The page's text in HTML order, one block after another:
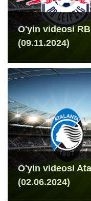
O'yin videosi
(09.11.2024)
O'yin videosi
(02.06.2024)